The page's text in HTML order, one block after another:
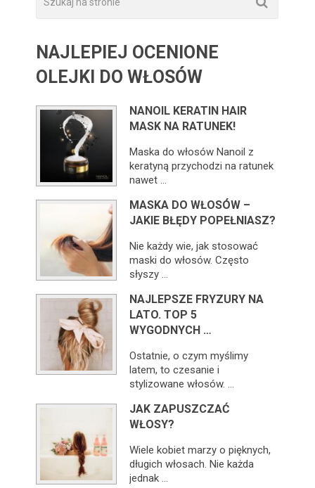
NAJLEPIEJ OCENIONE
OLEJKI DO WŁOSÓW
NANOIL KERATIN HAIR
MASK NA RATUNEK!
Maska do włosów Nanoil z
keratyną przychodzi na ratunek
nawet …
MASKA DO WŁOSÓW –
JAKIE BŁĘDY POPEŁNIASZ?
Nie każdy wie, jak stosować
maski do włosów. Często
słyszy …
NAJLEPSZE FRYZURY NA
LATO. TOP 5
WYGODNYCH …
Ostatnie, o czym myślimy
latem, to czesanie i
stylizowane włosów. …
JAK ZAPUSZCZAĆ
WŁOSY?
Wiele kobiet marzy o pięknych,
długich włosach. Nie każda
jednak …